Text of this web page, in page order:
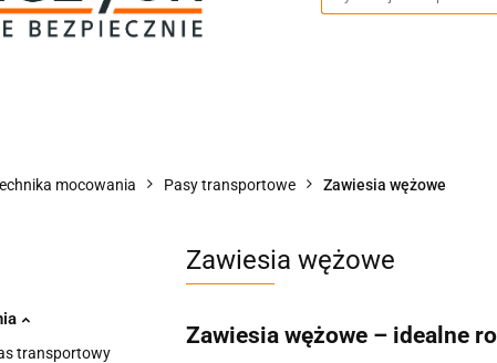
mocowania Pasy transportowe Zawiesia wężowe
transportowy
Zawiesia wężowe
Zawiesia wężowe – idealne